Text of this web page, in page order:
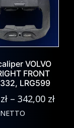
VOLVO
FRONT
LRG599
zł – 342,00 zł
NETTO